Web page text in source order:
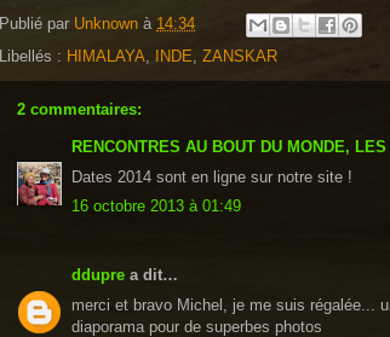
Publié par Unknown à 14:34
Libellés : HIMALAYA, INDE, ZANSKAR
2 commentaires:
RENCONTRES AU BOUT DU MONDE,
Dates 2014 sont en ligne sur notre site !
16 octobre 2013 à 01:49
ddupre a dit…
merci et bravo Michel, je me suis régalée...
diaporama pour de superbes photos